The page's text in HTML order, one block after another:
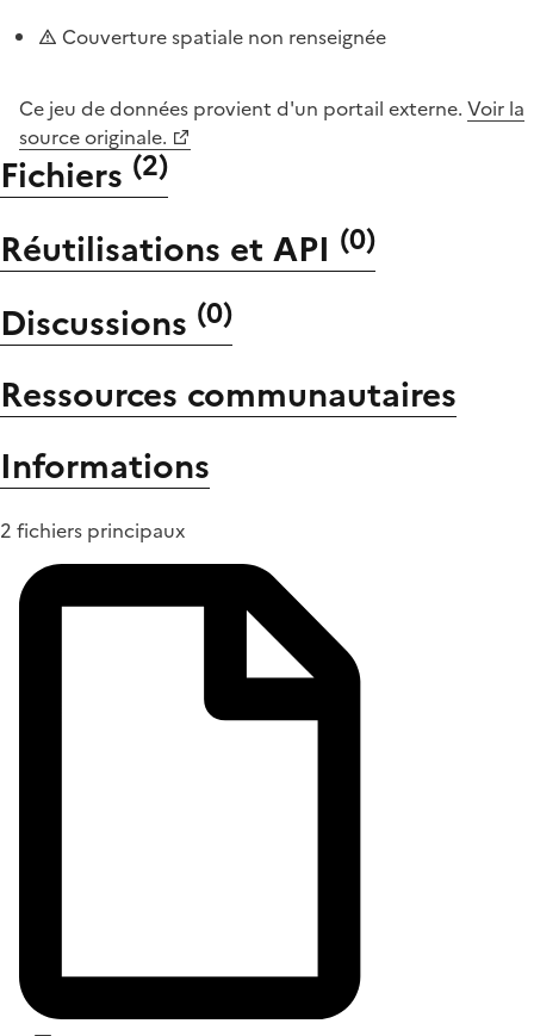
Couverture spatiale non renseignée
Ce jeu de données provient d'un portail externe. Voir la
source originale.
Fichiers (2)
Réutilisations et API (0)
Discussions (0)
Ressources communautaires
Informations
2 fichiers principaux